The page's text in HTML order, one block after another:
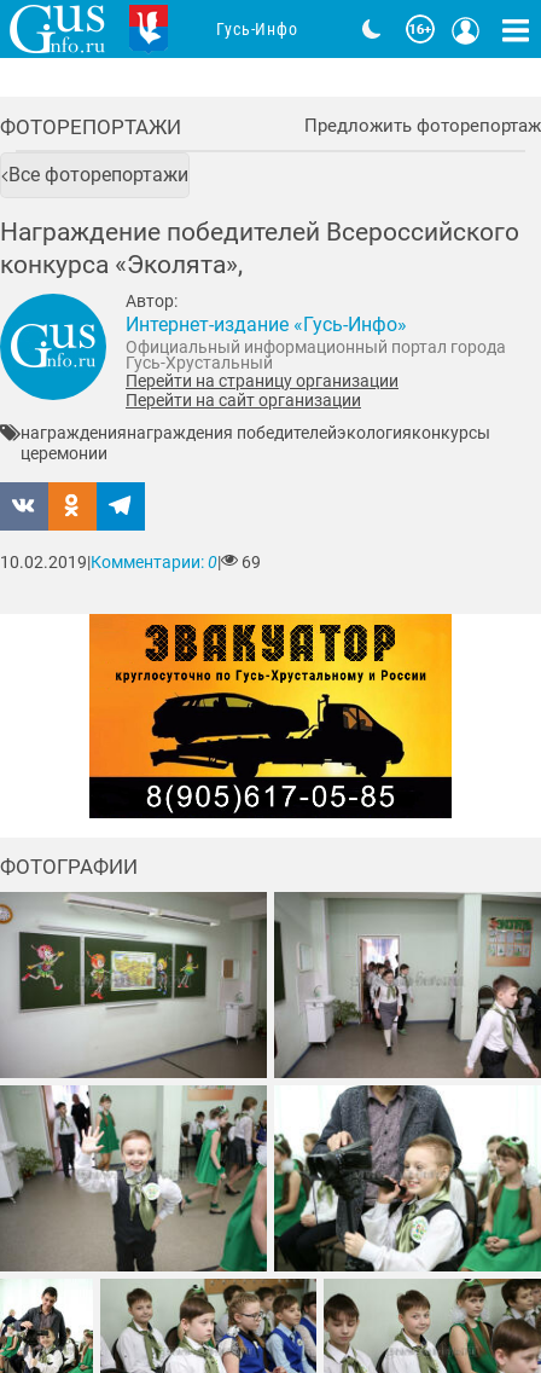
ФОТОРЕПОРТАЖИ Предложить фоторепортаж
Все фоторепортажи
Награждение победителей Всероссийского
конкурса «Эколята»,
Автор:
Интернет-издание «Гусь-Инфо»
Официальный информационный портал города
Гусь-Хрустальный
Перейти на страницу организации
Перейти на сайт организации
награждениянаграждения победителейэкологияконкурсы
церемонии
10.02.2019|Комментарии:0| 69
ФОТОГРАФИИ
Гусь-Инфо